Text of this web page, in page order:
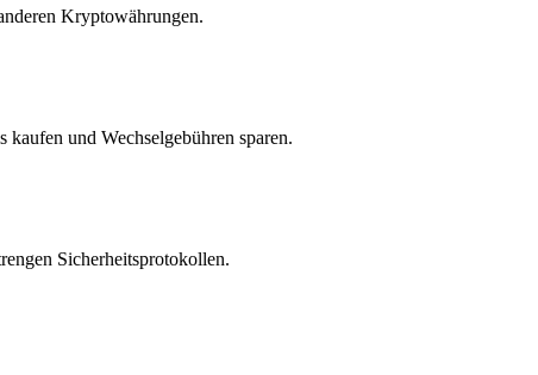
Kryptowährungen.
und Wechselgebühren sparen.
Sicherheitsprotokollen.